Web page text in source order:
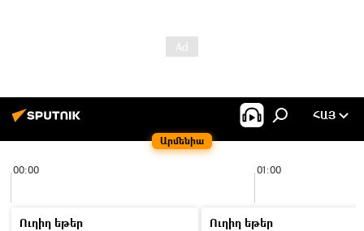
Արմենիա
ՀԱՅ
00:00 01:00
Ուղիղ եթեր
Ուղիղ եթեր